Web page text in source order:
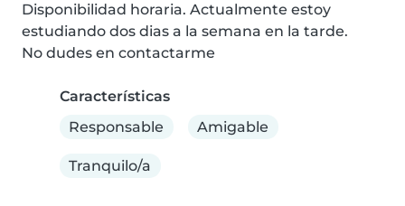
Disponibilidad horaria. Actualmente estoy
estudiando dos dias a la semana en la tarde.
No dudes en contactarme
Características
Responsable
Amigable
Tranquilo/a